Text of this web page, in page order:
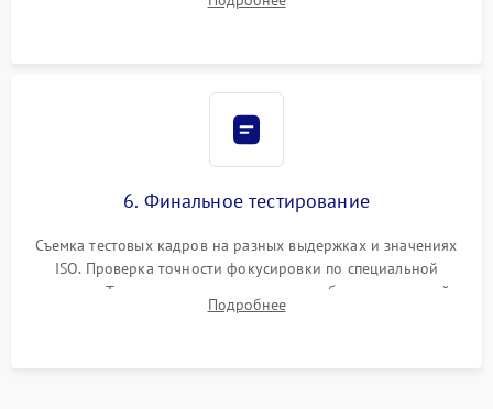
экспозамера с помощью сервисного ПО.
6. Финальное тестирование
Съемка тестовых кадров на разных выдержках и значениях
ISO. Проверка точности фокусировки по специальной
мишени. Тест записи на карту памяти, работы встроенной
вспышки, микрофона и всех кнопок управления.
Подробнее